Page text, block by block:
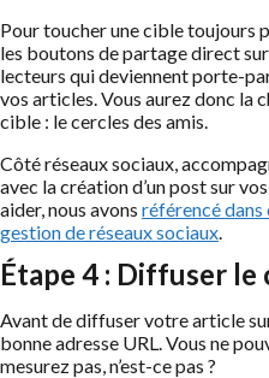
Pour toucher une cible toujours
les boutons de partage direct
lecteurs qui deviennent porte-
vos articles. Vous aurez donc la
cible : le cercles des amis.
Côté réseaux sociaux,
avec la création d’un post sur
aider, nous avons référencé
gestion de réseaux sociaux
Étape 4 : Diffuser le
Avant de diffuser votre article
bonne adresse URL. Vous ne
mesurez pas, n’est-ce pas ?